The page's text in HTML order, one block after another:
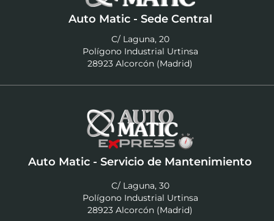
Auto Matic - Sede Central
C/ Laguna, 20
Polígono Industrial Urtinsa
28923 Alcorcón (Madrid)
Auto Matic - Servicio de Mantenimiento
C/ Laguna, 30
Polígono Industrial Urtinsa
28923 Alcorcón (Madrid)